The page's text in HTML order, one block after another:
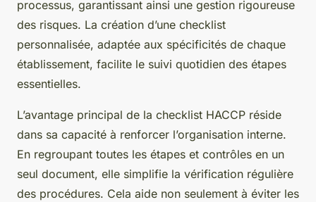
processus, garantissant ainsi une gestion rigoureuse
des risques. La création d’une checklist
personnalisée, adaptée aux spécificités de chaque
établissement, facilite le suivi quotidien des étapes
essentielles.
L’avantage principal de la checklist HACCP réside
dans sa capacité à renforcer l’organisation interne.
En regroupant toutes les étapes et contrôles en un
seul document, elle simplifie la vérification régulière
des procédures. Cela aide non seulement à éviter les